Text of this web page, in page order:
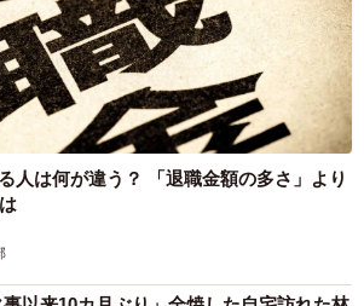
長澤 芳子
総走行距離17万キロのホンダレジェン
どなたか欲しい方が居たら」 大御所漫
が譲渡の意向
まいどなトピック